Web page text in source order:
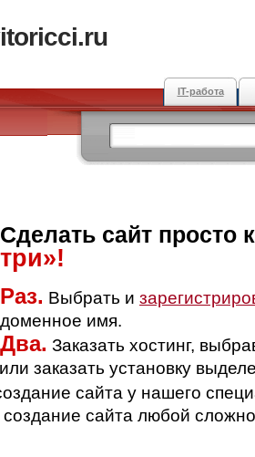
IT-работа
Сделать сайт просто
три»!
Раз. Выбрать и
доменное имя.
Два. Заказать хостинг,
заказать установку
сайта у нашего
сайта любой